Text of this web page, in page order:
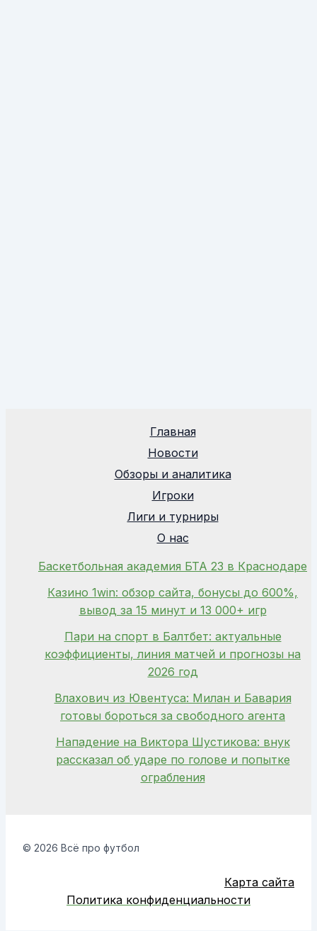
Главная
Новости
Обзоры и аналитика
Игроки
Лиги и турниры
О нас
Баскетбольная академия БТА 23 в Краснодаре
Казино 1win: обзор сайта, бонусы до 600%,
вывод за 15 минут и 13 000+ игр
Пари на спорт в Балтбет: актуальные
коэффициенты, линия матчей и прогнозы на
2026 год
Влахович из Ювентуса: Милан и Бавария
готовы бороться за свободного агента
Нападение на Виктора Шустикова: внук
рассказал об ударе по голове и попытке
ограбления
© 2026 Всё про футбол
Карта сайта
Политика конфиденциальности